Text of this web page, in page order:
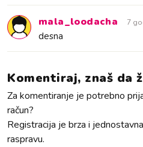
mala_loodacha 7
desna
Komentiraj, znaš da
Za komentiranje je potrebno
račun?
Registracija je brza i
raspravu.